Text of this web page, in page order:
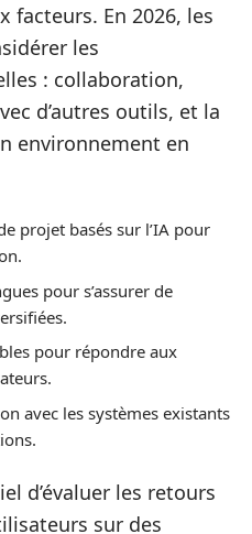
facteurs. En 2026, les
les
: collaboration,
d’autres outils, et la
environnement en
projet basés sur l’IA pour
pour s’assurer de
pour répondre aux
avec les systèmes existants
d’évaluer les retours
sur des